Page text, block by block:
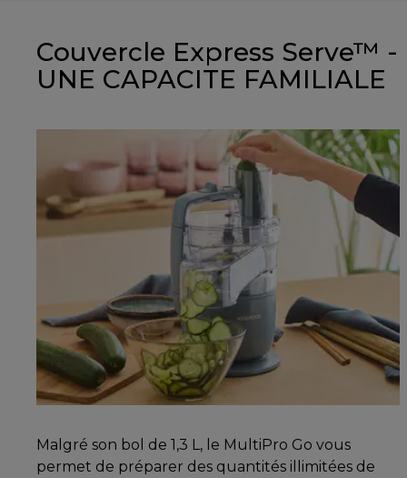
Couvercle Express Serve™ -
UNE CAPACITE FAMILIALE
Malgré son bol de 1,3 L, le MultiPro Go vous
permet de préparer des quantités illimitées de